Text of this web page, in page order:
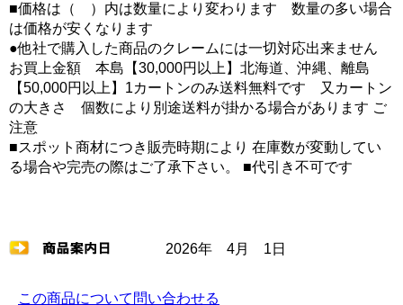
■価格は（ ）内は数量により変わります 数量の多い場合
は価格が安くなります
●他社で購入した商品のクレームには一切対応出来ません
お買上金額 本島【30,000円以上】北海道、沖縄、離島
【50,000円以上】1カートンのみ送料無料です 又カートン
の大きさ 個数により別途送料が掛かる場合があります ご
注意
■スポット商材につき販売時期により 在庫数が変動してい
る場合や完売の際はご了承下さい。 ■代引き不可です
2026年 4月 1日
この商品について問い合わせる